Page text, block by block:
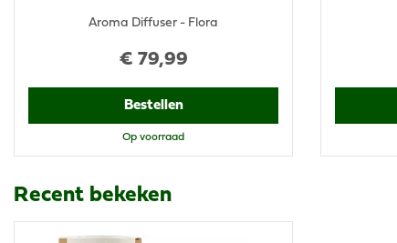
€ 79,99
Aroma Diffuser - Flora
Bestellen
Op voorraad
Recent bekeken